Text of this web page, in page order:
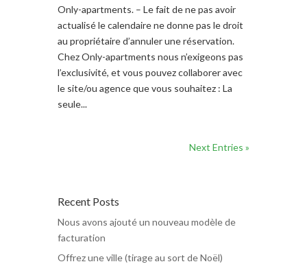
Only-apartments. – Le fait de ne pas avoir
actualisé le calendaire ne donne pas le droit
au propriétaire d’annuler une réservation.
Chez Only-apartments nous n’exigeons pas
l’exclusivité, et vous pouvez collaborer avec
le site/ou agence que vous souhaitez : La
seule...
Next Entries »
Recent Posts
Nous avons ajouté un nouveau modèle de
facturation
Offrez une ville (tirage au sort de Noël)